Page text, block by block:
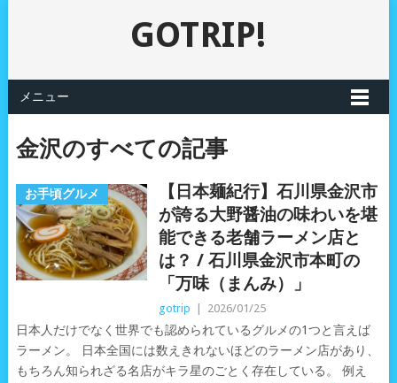
GOTRIP!
メニュー
金沢のすべての記事
お手頃グルメ
【日本麺紀行】石川県金沢市
が誇る大野醤油の味わいを堪
能できる老舗ラーメン店と
は？ / 石川県金沢市本町の
「万味（まんみ）」
gotrip 2026/01/25
日本人だけでなく世界でも認められているグルメの1つと言えば
ラーメン。 日本全国には数えきれないほどのラーメン店があり、
もちろん知られざる名店がキラ星のごとく存在している。 例え